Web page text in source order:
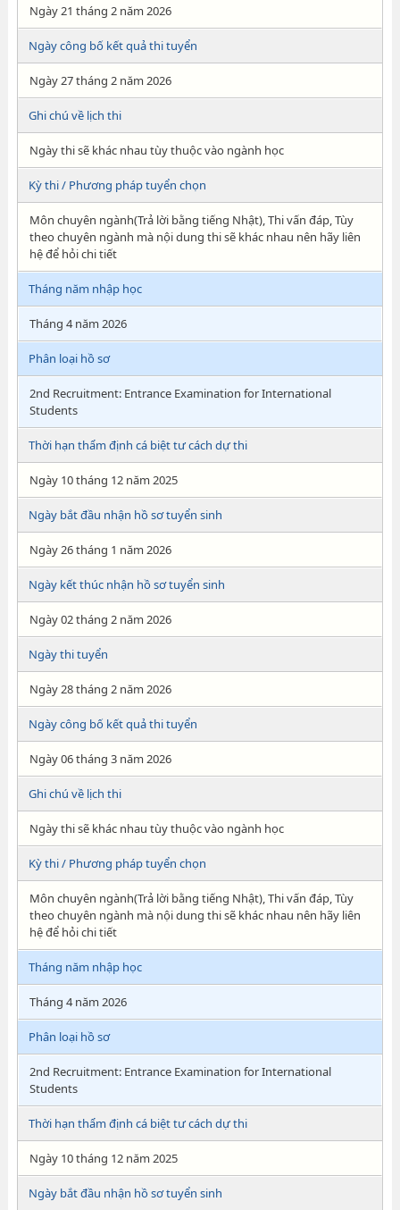
Ngày 21 tháng 2 năm 2026
Ngày công bố kết quả thi tuyển
Ngày 27 tháng 2 năm 2026
Ghi chú về lịch thi
Ngày thi sẽ khác nhau tùy thuộc vào ngành học
Kỳ thi / Phương pháp tuyển chọn
Môn chuyên ngành(Trả lời bằng tiếng Nhật), Thi vấn đáp, Tùy
theo chuyên ngành mà nội dung thi sẽ khác nhau nên hãy liên
hệ để hỏi chi tiết
Tháng năm nhập học
Tháng 4 năm 2026
Phân loại hồ sơ
2nd Recruitment: Entrance Examination for International
Students
Thời hạn thẩm định cá biệt tư cách dự thi
Ngày 10 tháng 12 năm 2025
Ngày bắt đầu nhận hồ sơ tuyển sinh
Ngày 26 tháng 1 năm 2026
Ngày kết thúc nhận hồ sơ tuyển sinh
Ngày 02 tháng 2 năm 2026
Ngày thi tuyển
Ngày 28 tháng 2 năm 2026
Ngày công bố kết quả thi tuyển
Ngày 06 tháng 3 năm 2026
Ghi chú về lịch thi
Ngày thi sẽ khác nhau tùy thuộc vào ngành học
Kỳ thi / Phương pháp tuyển chọn
Môn chuyên ngành(Trả lời bằng tiếng Nhật), Thi vấn đáp, Tùy
theo chuyên ngành mà nội dung thi sẽ khác nhau nên hãy liên
hệ để hỏi chi tiết
Tháng năm nhập học
Tháng 4 năm 2026
Phân loại hồ sơ
2nd Recruitment: Entrance Examination for International
Students
Thời hạn thẩm định cá biệt tư cách dự thi
Ngày 10 tháng 12 năm 2025
Ngày bắt đầu nhận hồ sơ tuyển sinh